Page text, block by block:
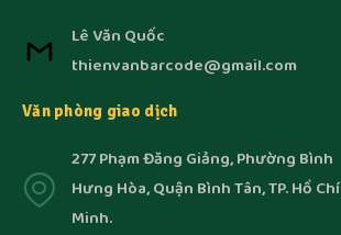
Lê Văn Quốc
thienvanbarcode@gmail.com
Văn phòng giao dịch
277 Phạm Đăng Giảng, Phường Bình
Hưng Hòa, Quận Bình Tân, TP. Hồ Chí
Minh.